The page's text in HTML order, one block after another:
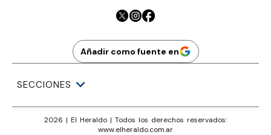
Añadir como fuente en
SECCIONES
2026 | El Heraldo | Todos los derechos reservados:
www.elheraldo.com.ar